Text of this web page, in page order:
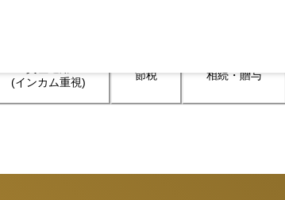
(インカム重視)
節税 相続・贈与